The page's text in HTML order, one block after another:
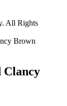
All Rights
Brown
Clancy